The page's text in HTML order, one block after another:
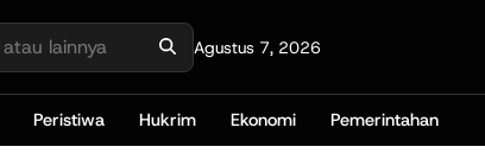
Agustus 7, 2026
Peristiwa Hukrim Ekonomi Pemerintahan